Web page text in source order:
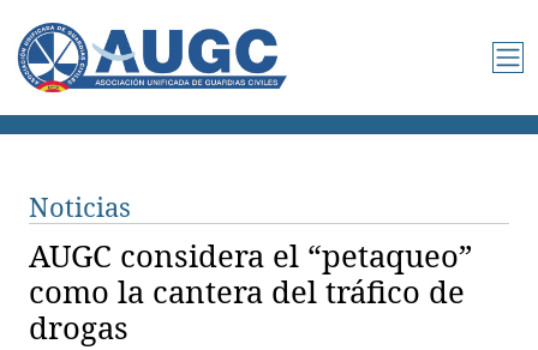
Noticias
AUGC considera el “petaqueo”
como la cantera del tráfico de
drogas